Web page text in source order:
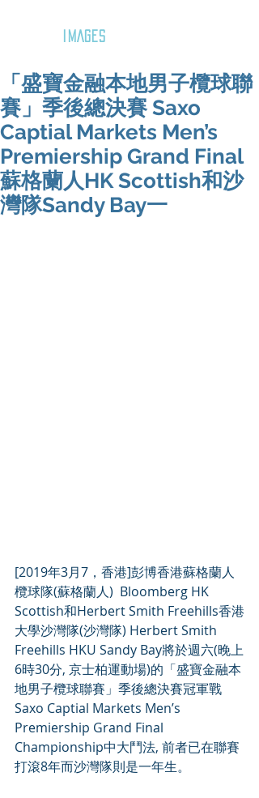
IMAGES
「盛寶金融本地男子欖球聯
賽」季後總決賽 Saxo
Captial Markets Men’s
Premiership Grand Final
蘇格蘭人HK Scottish和沙
灣隊Sandy Bay一
[2019年3月7，香港]彭博香港蘇格蘭人
欖球隊(蘇格蘭人)  Bloomberg HK
Scottish和Herbert Smith Freehills香港
大學沙灣隊(沙灣隊) Herbert Smith
Freehills HKU Sandy Bay將於週六(晚上
6時30分, 京士柏運動場)的「盛寶金融本
地男子欖球聯賽」季後總決賽冠軍戰
Saxo Captial Markets Men’s
Premiership Grand Final
Championship中大鬥法, 前者已在聯賽
打滾8年而沙灣隊則是一年生。